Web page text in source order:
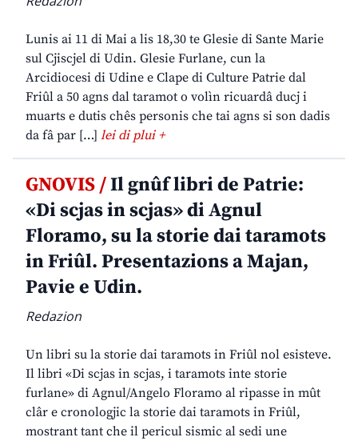
Lunis ai 11 di Mai a lis 18,30 te Glesie di Sante Marie
sul Cjiscjel di Udin. Glesie Furlane, cun la
Arcidiocesi di Udine e Clape di Culture Patrie dal
Friûl a 50 agns dal taramot o volìn ricuardâ ducj i
muarts e dutis chês personis che tai agns si son dadis
da fâ par […] lei di plui +
GNOVIS /Il gnûf libri de Patrie:
«Di scjas in scjas» di Agnul
Floramo, su la storie dai taramots
in Friûl. Presentazions a Majan,
Pavie e Udin.
Redazion
Un libri su la storie dai taramots in Friûl nol esisteve.
Il libri «Di scjas in scjas, i taramots inte storie
furlane» di Agnul/Angelo Floramo al ripasse in mût
clâr e cronologjic la storie dai taramots in Friûl,
mostrant tant che il pericul sismic al sedi une